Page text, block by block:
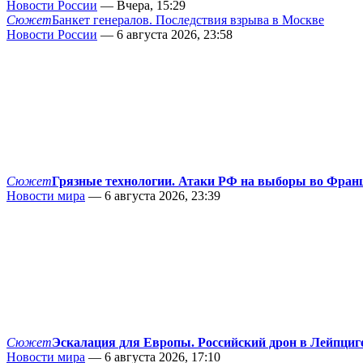
Новости России — Вчера, 15:29
СюжетБанкет генералов. Последствия взрыва в Москве
Новости России — 6 августа 2026, 23:58
СюжетГрязные технологии. Атаки РФ на выборы во
Новости мира — 6 августа 2026, 23:39
СюжетЭскалация для Европы. Российский дрон в
Новости мира — 6 августа 2026, 17:10